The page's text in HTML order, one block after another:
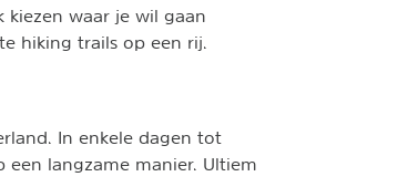
kiezen waar je wil gaan
hiking trails op een rij.
In enkele dagen tot
een langzame manier. Ultiem